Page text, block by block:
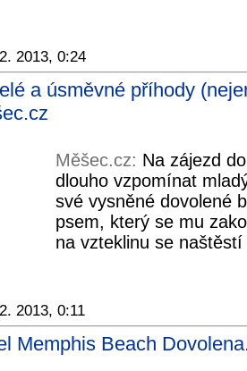
2013, 0:24
a úsměvné příhody
Měšec.cz: Na zájezd
dlouho vzpomínat
své vysněné dovolené
psem, který se mu
na vzteklinu se
2013, 0:11
Memphis Beach